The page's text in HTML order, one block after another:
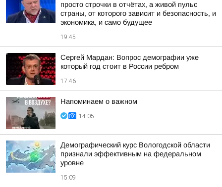
просто строчки в отчётах, а живой пульс
страны, от которого зависит и безопасность, и
экономика, и само будущее
19:45
Сергей Мардан: Вопрос демографии уже
который год стоит в России ребром
17:46
Напоминаем о важном
14:05
Демографический курс Вологодской области
признали эффективным на федеральном
уровне
15:09